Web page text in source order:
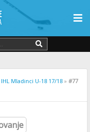
IHL Mladinci U-18 17/18 » #77